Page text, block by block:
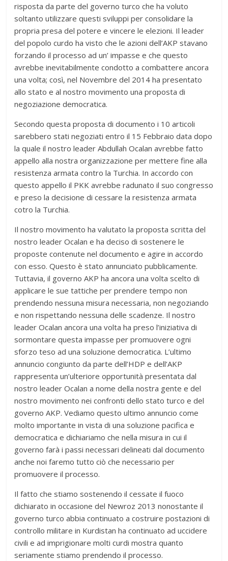
risposta da parte del governo turco che ha voluto
soltanto utilizzare questi sviluppi per consolidare la
propria presa del potere e vincere le elezioni. Il leader
del popolo curdo ha visto che le azioni dell’AKP stavano
forzando il processo ad un’ impasse e che questo
avrebbe inevitabilmente condotto a combattere ancora
una volta; così, nel Novembre del 2014 ha presentato
allo stato e al nostro movimento una proposta di
negoziazione democratica.
Secondo questa proposta di documento i 10 articoli
sarebbero stati negoziati entro il 15 Febbraio data dopo
la quale il nostro leader Abdullah Ocalan avrebbe fatto
appello alla nostra organizzazione per mettere fine alla
resistenza armata contro la Turchia. In accordo con
questo appello il PKK avrebbe radunato il suo congresso
e preso la decisione di cessare la resistenza armata
cotro la Turchia.
Il nostro movimento ha valutato la proposta scritta del
nostro leader Ocalan e ha deciso di sostenere le
proposte contenute nel documento e agire in accordo
con esso. Questo è stato annunciato pubblicamente.
Tuttavia, il governo AKP ha ancora una volta scelto di
applicare le sue tattiche per prendere tempo non
prendendo nessuna misura necessaria, non negoziando
e non rispettando nessuna delle scadenze. Il nostro
leader Ocalan ancora una volta ha preso l’iniziativa di
sormontare questa impasse per promuovere ogni
sforzo teso ad una soluzione democratica. L’ultimo
annuncio congiunto da parte dell’HDP e dell’AKP
rappresenta un’ulteriore opportunità presentata dal
nostro leader Ocalan a nome della nostra gente e del
nostro movimento nei confronti dello stato turco e del
governo AKP. Vediamo questo ultimo annuncio come
molto importante in vista di una soluzione pacifica e
democratica e dichiariamo che nella misura in cui il
governo farà i passi necessari delineati dal documento
anche noi faremo tutto ciò che necessario per
promuovere il processo.
Il fatto che stiamo sostenendo il cessate il fuoco
dichiarato in occasione del Newroz 2013 nonostante il
governo turco abbia continuato a costruire postazioni di
controllo militare in Kurdistan ha continuato ad uccidere
civili e ad imprigionare molti curdi mostra quanto
seriamente stiamo prendendo il processo.